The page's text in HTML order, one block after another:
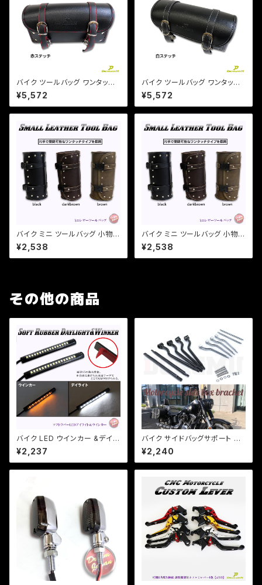
バイク ツールバッグ ワンタッチ
型 黒 ブラック 内ポケット付き
簡単取り付け 【赤ステッチ】 アメ
リカン 小物入れ 工具入 ハーレ
¥5,572
バイク ツールバッグ ワンタッチ
型 黒 ブラック 内ポケット付き
簡単取り付け 【白ステッチ】 アメ
リカン 小物入れ 工具入 / マグ
¥5,572
バイク ミニ ツールバッグ 小物
工具入れ 合皮 円筒【 ブラウン 】
a356 アメリカン/マグナ/ビラー
ゴ/DS/エイプ
¥2,538
バイク ミニ ツールバッグ 小物
工具入れ 合皮 円筒【 ブラック 】
a354 アメリカン/マグナ/ビラー
ゴ/DS/エイプ
¥2,538
その他の商品
バイク LED ウインカー &デイラ
イト / 曲面・防水仕様/両面テー
プ/2本セット/マジェ/原付/CBR/
a353【クリックポスト送料無料】
¥2,237
バイク サイドバッグサポート バ
ッグ アメリカン 汎用品 サドルバ
ッグ サポート 2点可動タイプ 左
右セット ドラッグスターa038
¥2,240